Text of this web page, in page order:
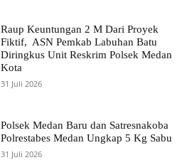
Raup Keuntungan 2 M Dari Proyek
Fiktif, ASN Pemkab Labuhan Batu
Diringkus Unit Reskrim Polsek Medan
Kota
31 Juli 2026
Polsek Medan Baru dan Satresnakoba
Polrestabes Medan Ungkap 5 Kg Sabu
31 Juli 2026